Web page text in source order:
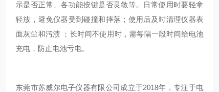
示是否正常、各功能按键是否灵敏等。日常使用时要轻拿
轻放，避免仪器受到碰撞和摔落；使用后及时清理仪器表
面灰尘和污渍 ；长时间不使用时，需每隔一段时间给电池
充电，防止电池亏电。
东莞市苏威尔电子仪器有限公司成立于2018年，专注于电